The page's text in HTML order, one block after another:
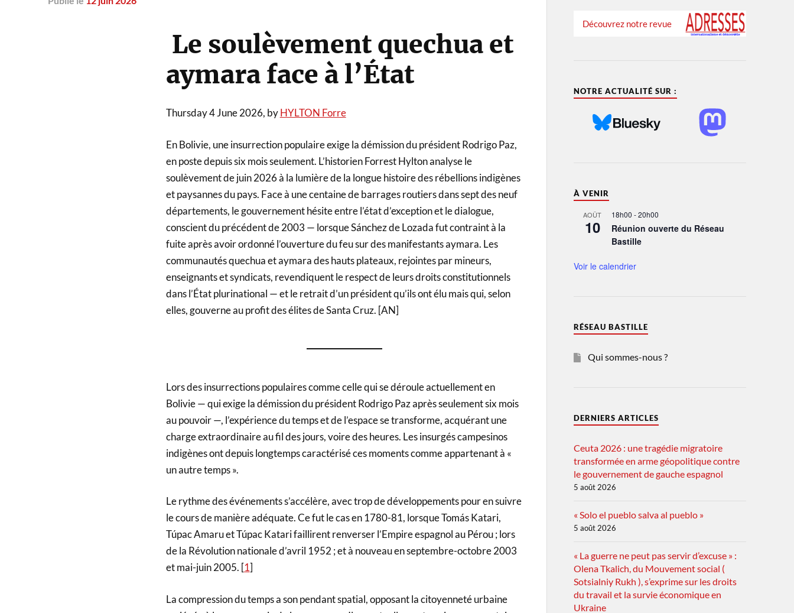
Le soulèvement quechua et
aymara face à l’État
Thursday 4 June 2026, byHYLTON Forre
En Bolivie, une insurrection populaire exige la démission du président Rodrigo Paz,
en poste depuis six mois seulement. L’historien Forrest Hylton analyse le
soulèvement de juin 2026 à la lumière de la longue histoire des rébellions indigènes
et paysannes du pays. Face à une centaine de barrages routiers dans sept des neuf
départements, le gouvernement hésite entre l’état d’exception et le dialogue,
conscient du précédent de 2003 — lorsque Sánchez de Lozada fut contraint à la
fuite après avoir ordonné l’ouverture du feu sur des manifestants aymara. Les
communautés quechua et aymara des hauts plateaux, rejointes par mineurs,
enseignants et syndicats, revendiquent le respect de leurs droits constitutionnels
dans l’État plurinational — et le retrait d’un président qu’ils ont élu mais qui, selon
elles, gouverne au profit des élites de Santa Cruz. [AN]
Lors des insurrections populaires comme celle qui se déroule actuellement en
Bolivie — qui exige la démission du président Rodrigo Paz après seulement six mois
au pouvoir —, l’expérience du temps et de l’espace se transforme, acquérant une
charge extraordinaire au fil des jours, voire des heures. Les insurgés campesinos
indigènes ont depuis longtemps caractérisé ces moments comme appartenant à «
un autre temps ».
Le rythme des événements s’accélère, avec trop de développements pour en suivre
le cours de manière adéquate. Ce fut le cas en 1780-81, lorsque Tomás Katari,
Túpac Amaru et Túpac Katari faillirent renverser l’Empire espagnol au Pérou ; lors
de la Révolution nationale d’avril 1952 ; et à nouveau en septembre-octobre 2003
et mai-juin 2005. [1]
La compression du temps a son pendant spatial, opposant la citoyenneté urbaine
Découvrez notre revue
NOTRE ACTUALITÉ SUR :
À VENIR
AOÛT
10
18h00 -20h00
Réunion ouverte du Réseau
Bastille
Voir le calendrier
RÉSEAU BASTILLE
Qui sommes-nous ?
DERNIERS ARTICLES
Ceuta 2026 : une tragédie migratoire
transformée en arme géopolitique contre
le gouvernement de gauche espagnol
5 août 2026
« Solo el pueblo salva al pueblo »
5 août 2026
« La guerre ne peut pas servir d’excuse » :
Olena Tkalich, du Mouvement social (
Sotsialniy Rukh ), s’exprime sur les droits
du travail et la survie économique en
Ukraine